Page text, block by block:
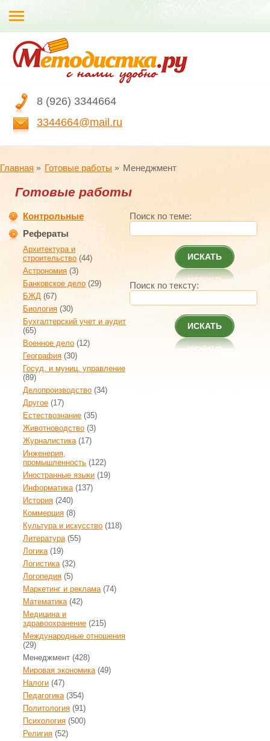
8 (926) 3344664
3344664@mail.ru
Главная Готовые работы Менеджмент
Готовые работы
Контрольные
Рефераты
Архитектура и
строительство (44)
Астрономия (3)
Банковское дело (29)
БЖД (67)
Биология (30)
Бухгалтерский учет и аудит
(65)
Военное дело (12)
География (30)
Госуд. и муниц. управление
(89)
Делопроизводство (34)
Другое (17)
Естествознание (35)
Животноводство (3)
Журналистика(17)
Инженерия,
промышленность (122)
Иностранные языки (19)
Информатика(137)
История (240)
Коммерция (8)
Культура и искусство (118)
Литература(55)
Логика(19)
Логистика(32)
Логопедия (5)
Маркетинг и реклама(74)
Математика(42)
Медицина и
здравоохранение (215)
Международные отношения
(29)
Менеджмент (428)
Мировая экономика(49)
Налоги (47)
Педагогика(354)
Политология (91)
Психология (500)
Религия (52)
Поиск по теме:
ИСКАТЬ
Поиск по тексту:
ИСКАТЬ